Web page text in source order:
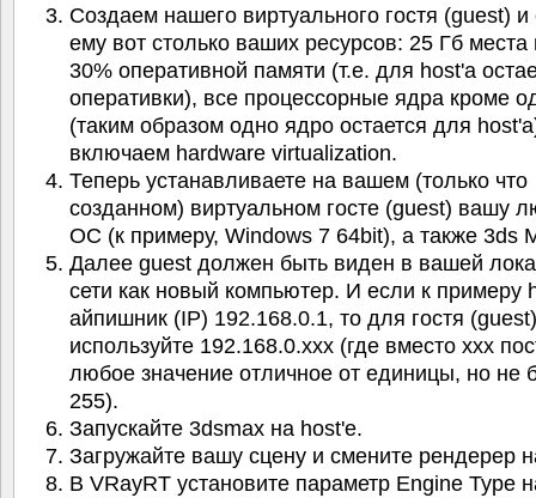
Создаем нашего виртуального гостя (guest) и
ему вот столько ваших ресурсов: 25 Гб места
30% оперативной памяти (т.е. для host'а
оперативки), все процессорные ядра кроме
(таким образом одно ядро остается для
включаем hardware virtualization.
Теперь устанавливаете на вашем (только что
созданном) виртуальном госте (guest) вашу
ОС (к примеру, Windows 7 64bit), а также 3ds
Далее guest должен быть виден в вашей
сети как новый компьютер. И если к примеру
айпишник (IP) 192.168.0.1, то для гостя (guest)
используйте 192.168.0.xxx (где вместо xxx
любое значение отличное от единицы, но не
255).
Запускайте 3dsmax на host'е.
Загружайте вашу сцену и смените рендерер
В VRayRT установите параметр Engine Type